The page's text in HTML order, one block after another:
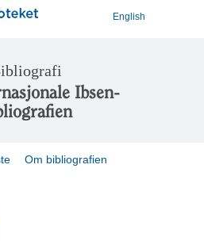
English
Ibsen-
Om bibliografien